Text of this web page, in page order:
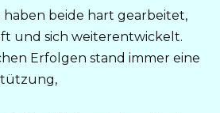
haben beide hart gearbeitet,
und sich weiterentwickelt.
Erfolgen stand immer eine